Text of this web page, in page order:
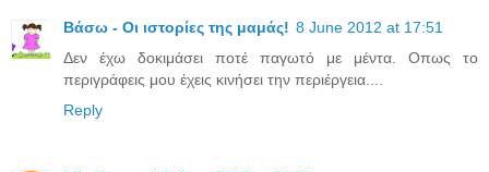
Βάσω - Οι ιστορίες της μαμάς! 8 June 2012 at 17:51
Δεν έχω δοκιμάσει ποτέ παγωτό με μέντα. Οπως το
περιγράφεις μου έχεις κινήσει την περιέργεια....
Reply